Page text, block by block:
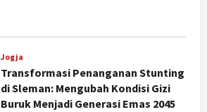
Jogja
Transformasi Penanganan Stunting
di Sleman: Mengubah Kondisi Gizi
Buruk Menjadi Generasi Emas 2045